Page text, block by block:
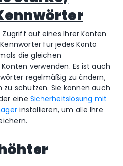
Zugriff auf eines Ihrer Konten
für jedes Konto
die gleichen
verwenden. Es ist auch
regelmäßig zu ändern,
schützen. Sie können auch
eine Sicherheitslösung mit
installieren, um alle Ihre